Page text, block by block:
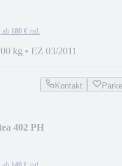
ab 180 € mtl.
kg • EZ 03/2011
Kontakt
402 PH